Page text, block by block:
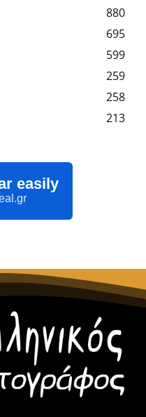
880
695
599
259
258
213
easily